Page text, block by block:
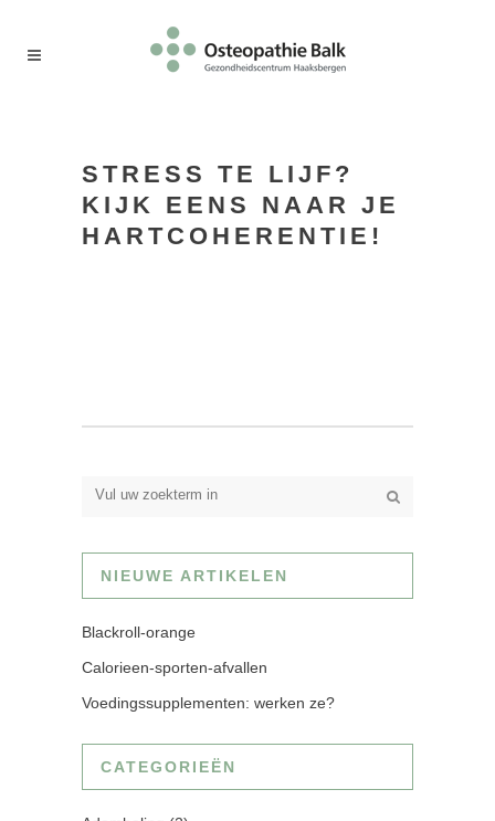
STRESS TE LIJF?
KIJK EENS NAAR JE
HARTCOHERENTIE!
NIEUWE ARTIKELEN
Blackroll-orange
Calorieen-sporten-afvallen
Voedingssupplementen: werken ze?
CATEGORIEËN